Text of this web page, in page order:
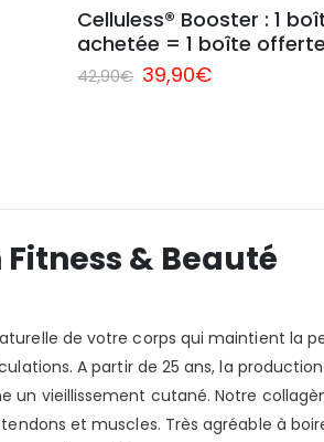
Celluless® Booster : 1
achetée = 1 boîte offerte
42,90€ Le
prix
39,90€Le
& Beauté
de votre corps qui maintient la
A partir de 25 ans, la
un vieillissement cutané. Notre
et muscles. Très agréable à